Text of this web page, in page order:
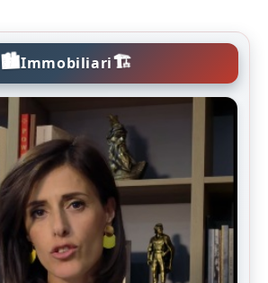
🏙️Immobiliari🏗️